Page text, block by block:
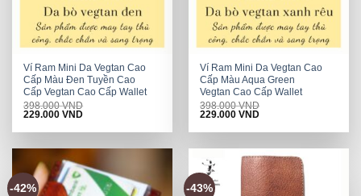
Ví Ram Mini Da Vegtan Cao
Cấp Màu Đen Tuyền Cao
Cấp Vegtan Cao Cấp Wallet
398.000VND
Original
was:
229.000VNDCurrent
is:
Ví Ram Mini Da Vegtan Cao
Cấp Màu Aqua Green
Vegtan Cao Cấp Wallet
398.000VND
Original
was:
229.000VNDCurrent
is:
-42% -43%